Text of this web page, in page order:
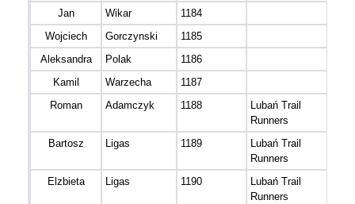
Jan
Wikar 1184
Wojciech
Gorczynski 1185
Aleksandra
Polak 1186
Kamil
Warzecha 1187
Roman
Adamczyk 1188
Lubań Trail
Runners
Bartosz Ligas 1189
Lubań Trail
Runners
Elzbieta Ligas 1190
Lubań Trail
Runners